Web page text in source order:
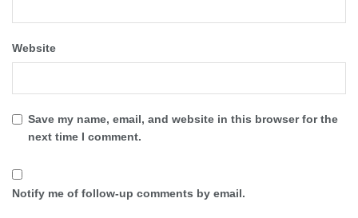
Website
Save my name, email, and website in this browser for the
next time I comment.
Notify me of follow-up comments by email.